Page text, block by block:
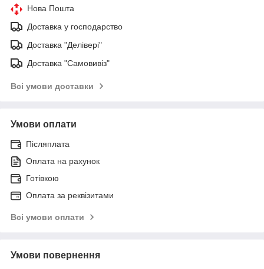
Нова Пошта
Доставка у господарство
Доставка "Делівері"
Доставка "Самовивіз"
Всі умови доставки
Умови оплати
Післяплата
Оплата на рахунок
Готівкою
Оплата за реквізитами
Всі умови оплати
Умови повернення